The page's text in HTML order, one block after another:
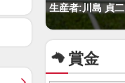
生産者:川島 貞二
賞金